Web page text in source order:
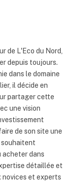
de L'Eco du Nord,
depuis toujours.
dans le domaine
il décide en
partager cette
une vision
de son site une
acheter dans
détaillée et
novices et experts